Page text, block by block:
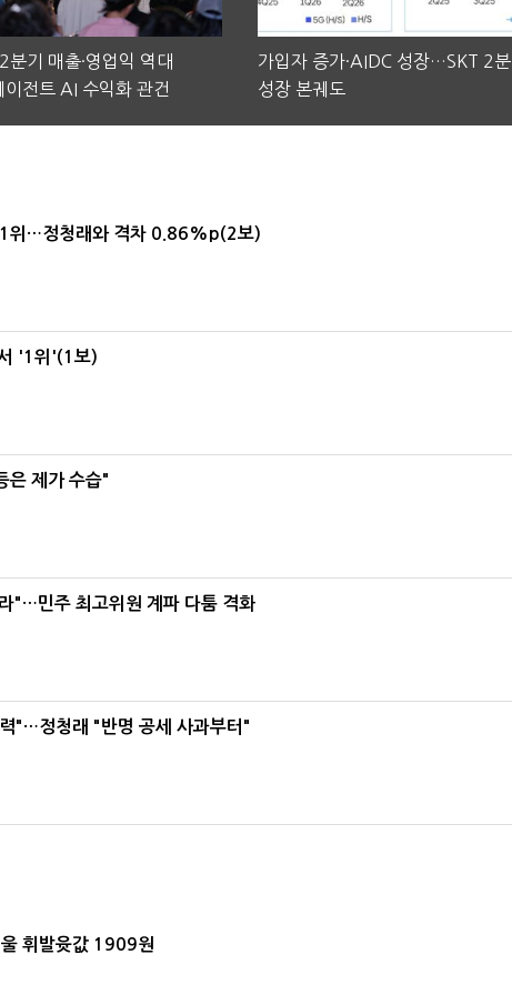
분기 매출·영업익 역대
전트 AI 수익화 관건
가입자 증가·AIDC 성장…SKT 2
성장 본궤도
위…정청래와 격차 0.86%p(2보)
서 '1위'(1보)
은 제가 수습"
"…민주 최고위원 계파 다툼 격화
"…정청래 "반명 공세 사과부터"
휘발윳값 1909원